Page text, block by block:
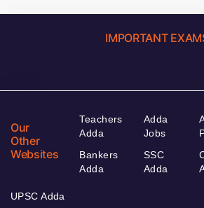
IMPORTANT
Our
Other
Websites
Teachers
Adda
Bankers
Adda
Adda
Jobs
SSC
Adda
UPSC Adda